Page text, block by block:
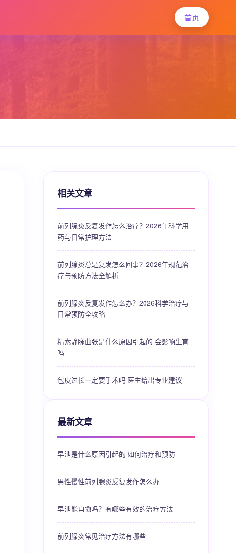
首页
相关文章
前列腺炎反复发作怎么治疗？2026年科学用
药与日常护理方法
前列腺炎总是复发怎么回事？2026年规范治
疗与预防方法全解析
前列腺炎反复发作怎么办？2026科学治疗与
日常预防全攻略
精索静脉曲张是什么原因引起的 会影响生育
吗
包皮过长一定要手术吗 医生给出专业建议
最新文章
早泄是什么原因引起的 如何治疗和预防
男性慢性前列腺炎反复发作怎么办
早泄能自愈吗？有哪些有效的治疗方法
前列腺炎常见治疗方法有哪些